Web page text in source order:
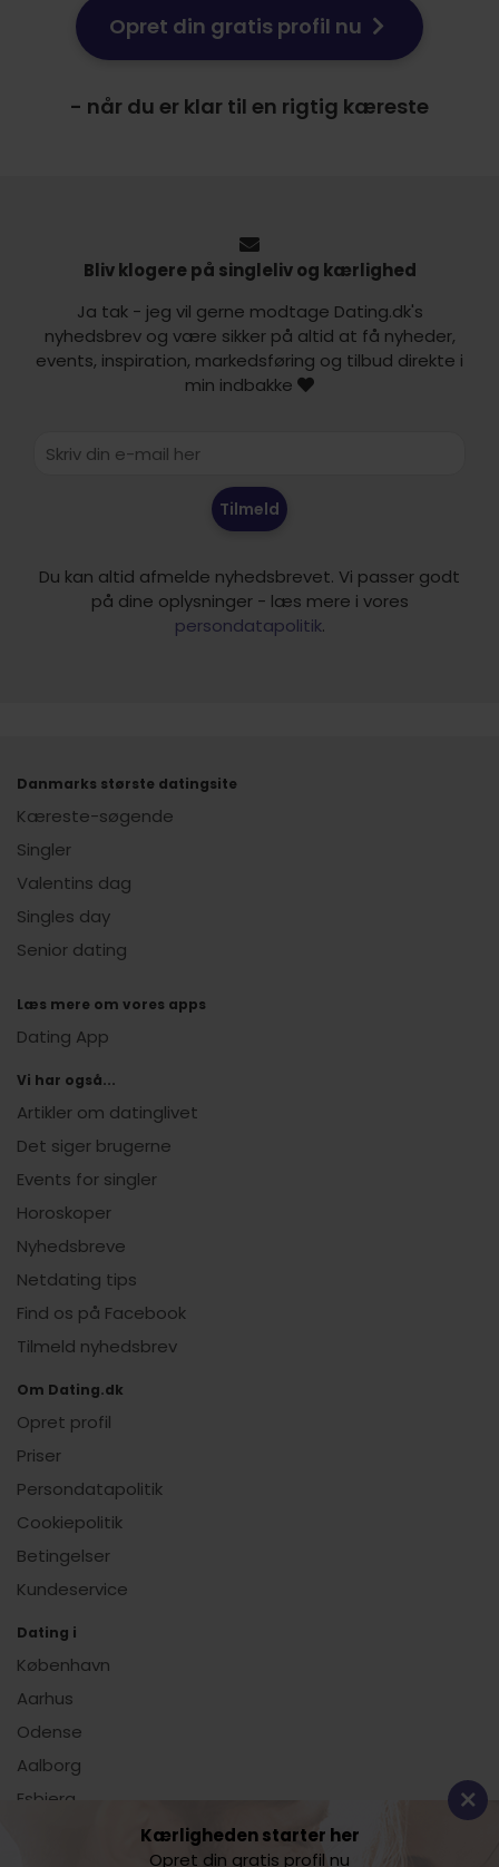
Opret din gratis profil nu
- når du er klar til en rigtig kæreste
Bliv klogere på singleliv og kærlighed
Ja tak - jeg vil gerne modtage Dating.dk's
nyhedsbrev og være sikker på altid at få nyheder,
events, inspiration, markedsføring og tilbud direkte i
min indbakke
Tilmeld
Du kan altid afmelde nyhedsbrevet. Vi passer godt
på dine oplysninger - læs mere i vores
persondatapolitik.
Danmarks største datingsite
Kæreste-søgende
Singler
Valentins dag
Singles day
Senior dating
Læs mere om vores apps
Dating App
Vi har også...
Artikler om datinglivet
Det siger brugerne
Events for singler
Horoskoper
Nyhedsbreve
Netdating tips
Find os på Facebook
Tilmeld nyhedsbrev
Om Dating.dk
Opret profil
Priser
Persondatapolitik
Cookiepolitik
Betingelser
Kundeservice
Dating i
København
Aarhus
Odense
Aalborg
Esbjerg
Kærligheden starter her
Opret din gratis profil nu